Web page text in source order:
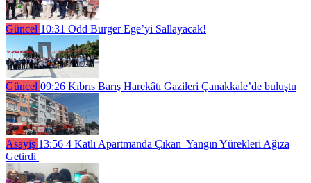
Güncel 10:31 Odd Burger Ege’yi Sallayacak!
Güncel 09:26 Kıbrıs Barış Harekâtı Gazileri Çanakkale’de buluştu
Asayiş 13:56 4 Katlı Apartmanda Çıkan Yangın Yürekleri Ağıza
Getirdi